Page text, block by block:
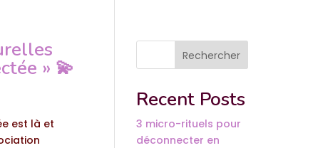
» 💫
est là et
Rechercher
Recent Posts
3 micro-rituels pour
déconnecter en